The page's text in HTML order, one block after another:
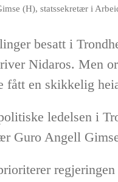
(H), statssekretær i
besatt i
Nidaros. Men
fått en skikkelig
ledelsen i
Guro Angell
regjeringen